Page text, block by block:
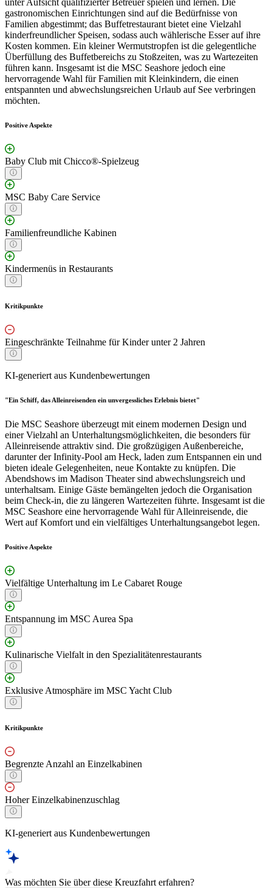
gastronomischen Einrichtungen sind auf die Bedürfnisse von
Familien abgestimmt; das Buffetrestaurant bietet eine Vielzahl
kinderfreundlicher Speisen, sodass auch wählerische Esser auf ihre
Kosten kommen. Ein kleiner Wermutstropfen ist die gelegentliche
Überfüllung des Buffetbereichs zu Stoßzeiten, was zu Wartezeiten
führen kann. Insgesamt ist die MSC Seashore jedoch eine
hervorragende Wahl für Familien mit Kleinkindern, die einen
entspannten und abwechslungsreichen Urlaub auf See verbringen
möchten.
Positive Aspekte
Baby Club mit Chicco®-Spielzeug
MSC Baby Care Service
Familienfreundliche Kabinen
Kindermenüs in Restaurants
Kritikpunkte
Eingeschränkte Teilnahme für Kinder unter 2 Jahren
KI-generiert aus Kundenbewertungen
"Ein Schiff, das Alleinreisenden ein unvergessliches Erlebnis bietet"
Die MSC Seashore überzeugt mit einem modernen Design und
einer Vielzahl an Unterhaltungsmöglichkeiten, die besonders für
Alleinreisende attraktiv sind. Die großzügigen Außenbereiche,
darunter der Infinity-Pool am Heck, laden zum Entspannen ein und
bieten ideale Gelegenheiten, neue Kontakte zu knüpfen. Die
Abendshows im Madison Theater sind abwechslungsreich und
unterhaltsam. Einige Gäste bemängelten jedoch die Organisation
beim Check-in, die zu längeren Wartezeiten führte. Insgesamt ist die
MSC Seashore eine hervorragende Wahl für Alleinreisende, die
Wert auf Komfort und ein vielfältiges Unterhaltungsangebot legen.
Positive Aspekte
Vielfältige Unterhaltung im Le Cabaret Rouge
Entspannung im MSC Aurea Spa
Kulinarische Vielfalt in den Spezialitätenrestaurants
Exklusive Atmosphäre im MSC Yacht Club
Kritikpunkte
Begrenzte Anzahl an Einzelkabinen
Hoher Einzelkabinenzuschlag
KI-generiert aus Kundenbewertungen
Was möchten Sie über diese Kreuzfahrt erfahren?